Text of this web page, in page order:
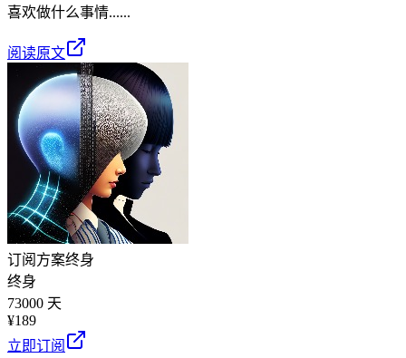
喜欢做什么事情......
阅读原文
订阅方案终身
终身
73000 天
¥189
立即订阅